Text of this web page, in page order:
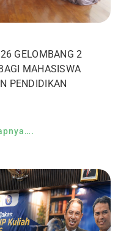
GELOMBANG 2
MAHASISWA
PENDIDIKAN